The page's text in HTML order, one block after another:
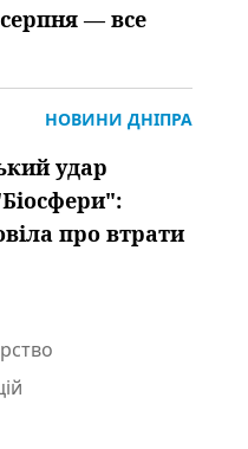
— все
НОВИНИ ДНІПРА
удар
про втрати